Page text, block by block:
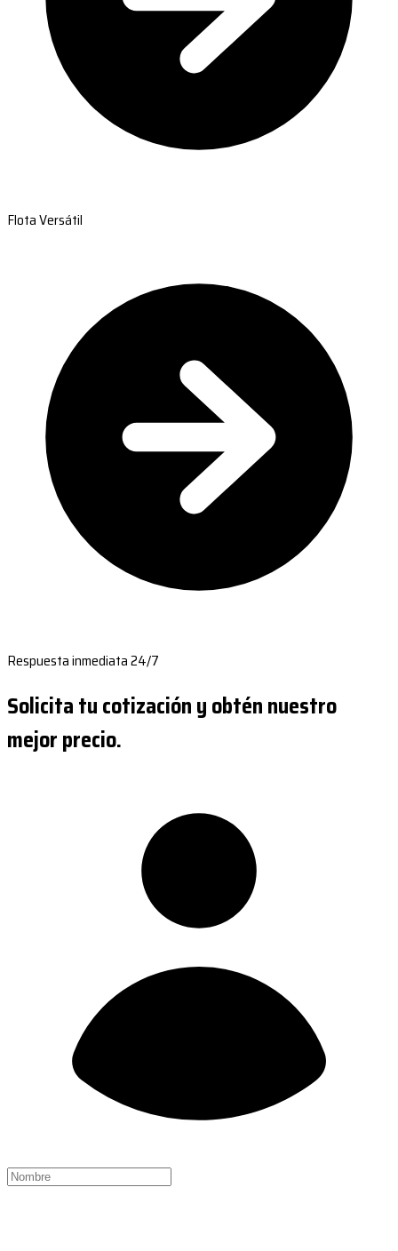
Flota Versátil
Respuesta inmediata 24/7
Solicita tu cotización y obtén nuestro
mejor precio.